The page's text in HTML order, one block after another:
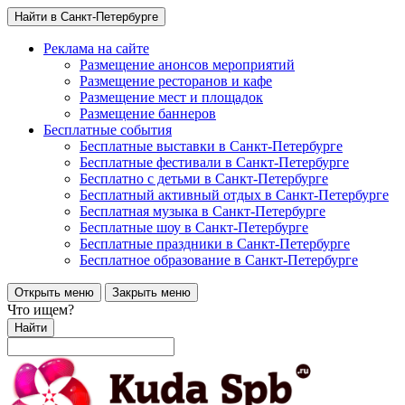
Найти в Санкт-Петербурге
Реклама на сайте
Размещение анонсов мероприятий
Размещение ресторанов и кафе
Размещение мест и площадок
Размещение баннеров
Бесплатные события
Бесплатные выставки в Санкт-Петербурге
Бесплатные фестивали в Санкт-Петербурге
Бесплатно с детьми в Санкт-Петербурге
Бесплатный активный отдых в Санкт-Петербурге
Бесплатная музыка в Санкт-Петербурге
Бесплатные шоу в Санкт-Петербурге
Бесплатные праздники в Санкт-Петербурге
Бесплатное образование в Санкт-Петербурге
Открыть меню Закрыть меню
Что ищем?
Найти